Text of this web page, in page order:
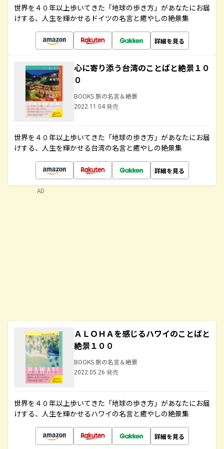
世界を４０年以上歩いてきた「地球の歩き方」があなたにお届
けする、人生を輝かせるドイツの名言と癒やしの絶景集
詳細を見る
心に寄り添う台湾のことばと絶景１０
０
BOOKS 旅の名言＆絶景
2022.11.04 発売
世界を４０年以上歩いてきた「地球の歩き方」があなたにお届
けする、人生を輝かせる台湾の名言と癒やしの絶景集
詳細を見る
ＡＬＯＨＡを感じるハワイのことばと
絶景１００
BOOKS 旅の名言＆絶景
2022.05.26 発売
世界を４０年以上歩いてきた「地球の歩き方」があなたにお届
けする、人生を輝かせるハワイの名言と癒やしの絶景集
詳細を見る
AD